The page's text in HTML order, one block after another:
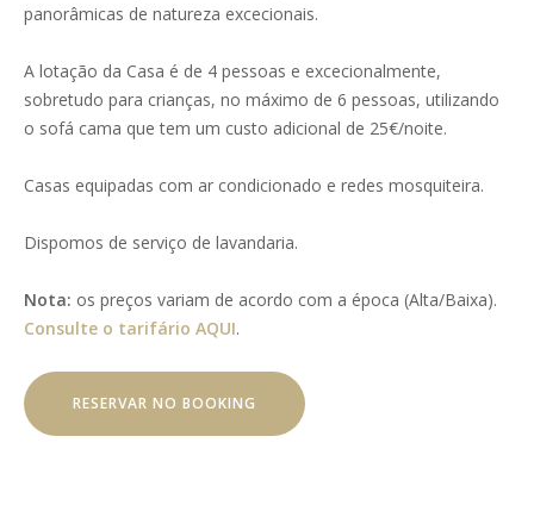
panorâmicas de natureza excecionais.
A lotação da Casa é de 4 pessoas e excecionalmente,
sobretudo para crianças, no máximo de 6 pessoas, utilizando
o sofá cama que tem um custo adicional de 25€/noite.
Casas equipadas com ar condicionado e redes mosquiteira.
Dispomos de serviço de lavandaria.
Nota: os preços variam de acordo com a época (Alta/Baixa).
Consulte o tarifário AQUI.
RESERVAR NO BOOKING